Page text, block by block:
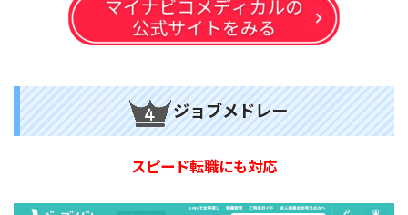
ジョブメドレー
スピード転職にも対応